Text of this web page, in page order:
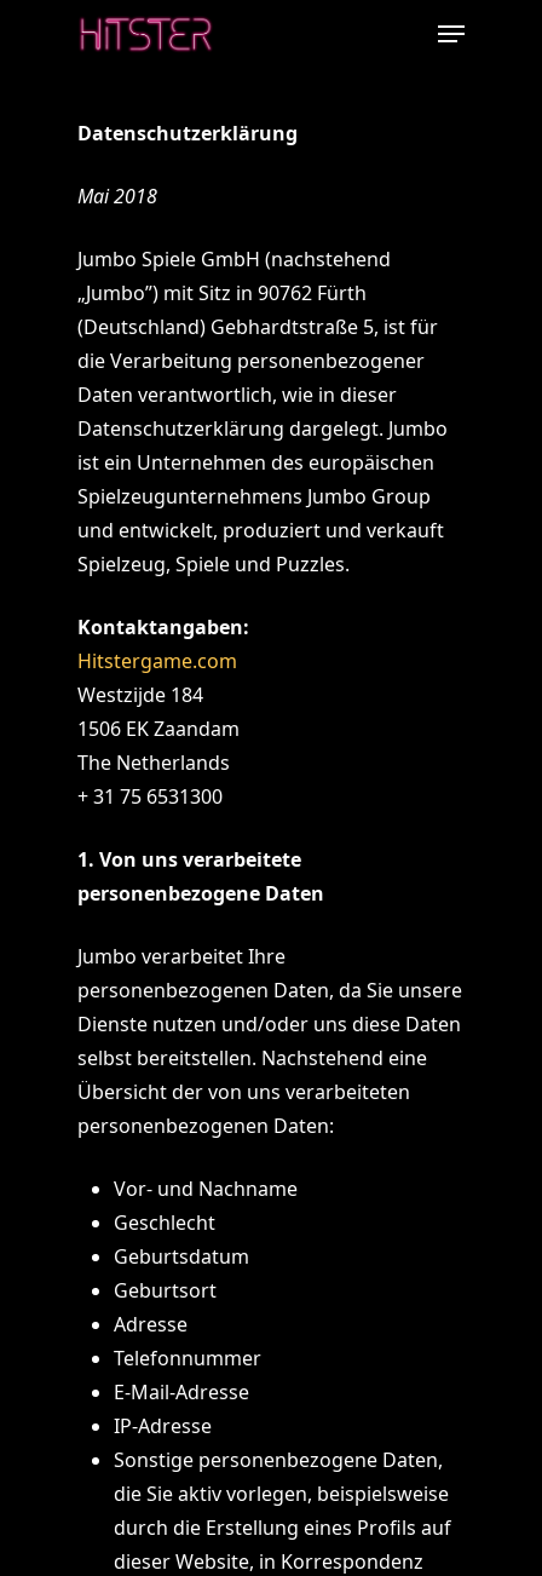
Menu
Datenschutzerklärung
Mai 2018
Jumbo Spiele GmbH (nachstehend
„Jumbo”) mit Sitz in 90762 Fürth
(Deutschland) Gebhardtstraße 5, ist für
die Verarbeitung personenbezogener
Daten verantwortlich, wie in dieser
Datenschutzerklärung dargelegt. Jumbo
ist ein Unternehmen des europäischen
Spielzeugunternehmens Jumbo Group
und entwickelt, produziert und verkauft
Spielzeug, Spiele und Puzzles.
Kontaktangaben:
Hitstergame.com
Westzijde 184
1506 EK Zaandam
The Netherlands
+ 31 75 6531300
1. Von uns verarbeitete
personenbezogene Daten
Jumbo verarbeitet Ihre
personenbezogenen Daten, da Sie unsere
Dienste nutzen und/oder uns diese Daten
selbst bereitstellen. Nachstehend eine
Übersicht der von uns verarbeiteten
personenbezogenen Daten:
Vor- und Nachname
Geschlecht
Geburtsdatum
Geburtsort
Adresse
Telefonnummer
E-Mail-Adresse
IP-Adresse
Sonstige personenbezogene Daten,
die Sie aktiv vorlegen, beispielsweise
durch die Erstellung eines Profils auf
dieser Website, in Korrespondenz